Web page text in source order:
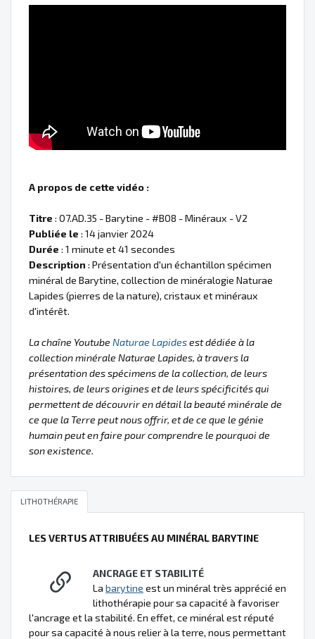
A propos de cette vidéo :
Titre : 07.AD.35 - Barytine - #B08 - Minéraux - V2
Publiée le : 14 janvier 2024
Durée : 1 minute et 41 secondes
Description : Présentation d'un échantillon spécimen
minéral de Barytine, collection de minéralogie Naturae
Lapides (pierres de la nature), cristaux et minéraux
d'intérêt.
La chaîne Youtube Naturae Lapidesest dédiée à la
collection minérale Naturae Lapides, à travers la
présentation des spécimens de la collection, de leurs
histoires, de leurs origines et de leurs spécificités qui
permettent de découvrir en détail la beauté minérale de
ce que la Terre peut nous offrir, et de ce que le génie
humain peut en faire pour comprendre le pourquoi de
son existence.
LITHOTHÉRAPIE
LES VERTUS ATTRIBUÉES AU MINÉRAL BARYTINE
ANCRAGE ET STABILITÉ
La barytine est un minéral très apprécié en
lithothérapie pour sa capacité à favoriser
l'ancrage et la stabilité. En effet, ce minéral est réputé
pour sa capacité à nous relier à la terre, nous permettant